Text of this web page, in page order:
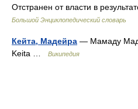
Отстранен от власти в
Большой Энциклопедический словарь
Кейта, Мадейра — Мамаду
Keita …
Википедия